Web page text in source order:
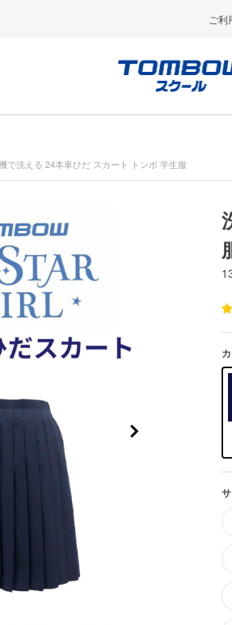
ご利
で洗える 24本車ひだ スカート トンボ 学生服